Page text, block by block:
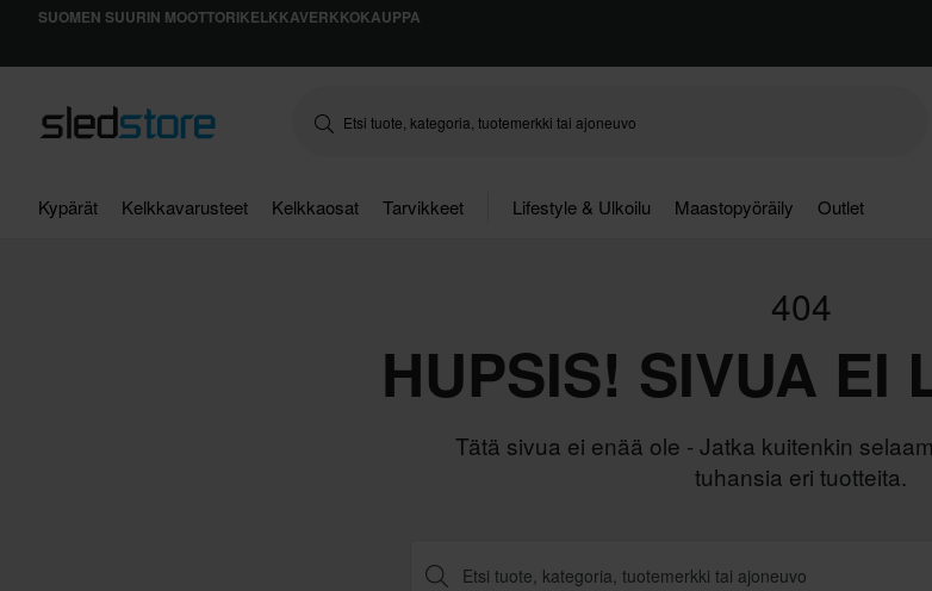
SUOMEN SUURIN MOOTTORIKELKKAVERKKOKAUPPA
Kypärät Kelkkavarusteet Kelkkaosat Tarvikkeet Lifestyle & Ulkoilu Maastopyöräily Outlet
404
HUPSIS! SIVUA EI
Tätä sivua ei enää ole - Jatka kuitenkin
tuhansia eri tuotteita.